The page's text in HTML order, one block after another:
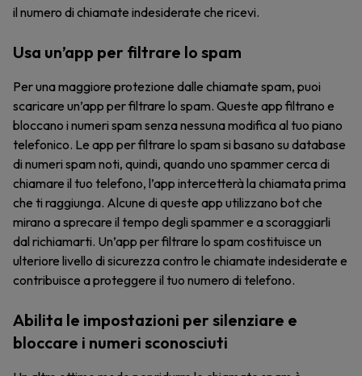
il numero di chiamate indesiderate che ricevi.
Usa un’app per filtrare lo spam
Per una maggiore protezione dalle chiamate spam, puoi
scaricare un’app per filtrare lo spam. Queste app filtrano e
bloccano i numeri spam senza nessuna modifica al tuo piano
telefonico. Le app per filtrare lo spam si basano su database
di numeri spam noti, quindi, quando uno spammer cerca di
chiamare il tuo telefono, l’app intercetterà la chiamata prima
che ti raggiunga. Alcune di queste app utilizzano bot che
mirano a sprecare il tempo degli spammer e a scoraggiarli
dal richiamarti. Un’app per filtrare lo spam costituisce un
ulteriore livello di sicurezza contro le chiamate indesiderate e
contribuisce a proteggere il tuo numero di telefono.
Abilita le impostazioni per silenziare e
bloccare i numeri sconosciuti